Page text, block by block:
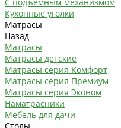
Кухонные уголки
Матрасы
Назад
Матрасы
Матрасы детские
Матрасы серия Комфорт
Матрасы серия Премиум
Матрасы серия Эконом
Наматрасники
Мебель для дачи